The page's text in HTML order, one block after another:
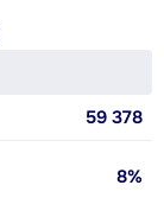
59 378
8%